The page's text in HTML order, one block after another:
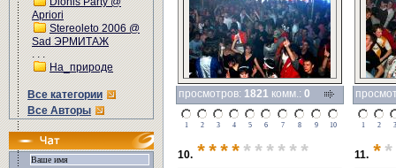
Apriori
Stereoleto 2006 @
Sad ЭРМИТАЖ
. . .
На_природе
Все категории
Все Авторы
просмотров: 1821 комм.: 0
1 2 3 4 5 6 7 8 9 10 1 2 3
10. **** ****** 11. *